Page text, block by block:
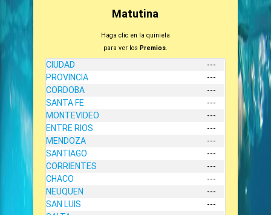
Matutina
Haga clic en la quiniela
para ver los Premios.
CIUDAD
---
PROVINCIA
---
CORDOBA
---
SANTA FE
---
MONTEVIDEO
---
ENTRE RIOS
---
MENDOZA
---
SANTIAGO
---
CORRIENTES
---
CHACO
---
NEUQUEN
---
SAN LUIS
---